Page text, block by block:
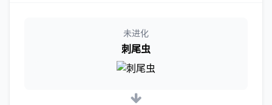
未进化
刺尾虫